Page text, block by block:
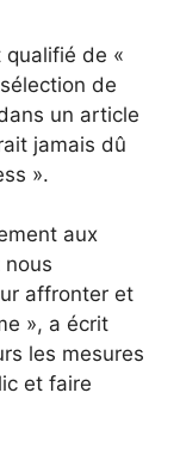
qualifié de «
de
un article
jamais dû
».
aux
affronter et
», a écrit
les mesures
et faire